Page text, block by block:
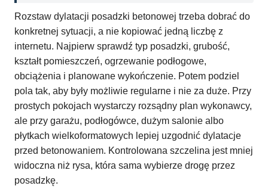
Rozstaw dylatacji posadzki betonowej trzeba dobrać do
konkretnej sytuacji, a nie kopiować jedną liczbę z
internetu. Najpierw sprawdź typ posadzki, grubość,
kształt pomieszczeń, ogrzewanie podłogowe,
obciążenia i planowane wykończenie. Potem podziel
pola tak, aby były możliwie regularne i nie za duże. Przy
prostych pokojach wystarczy rozsądny plan wykonawcy,
ale przy garażu, podłogówce, dużym salonie albo
płytkach wielkoformatowych lepiej uzgodnić dylatacje
przed betonowaniem. Kontrolowana szczelina jest mniej
widoczna niż rysa, która sama wybierze drogę przez
posadzkę.